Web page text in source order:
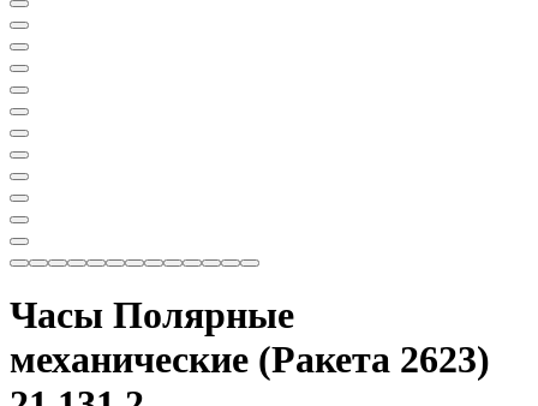
Часы Полярные
механические (Ракета 2623)